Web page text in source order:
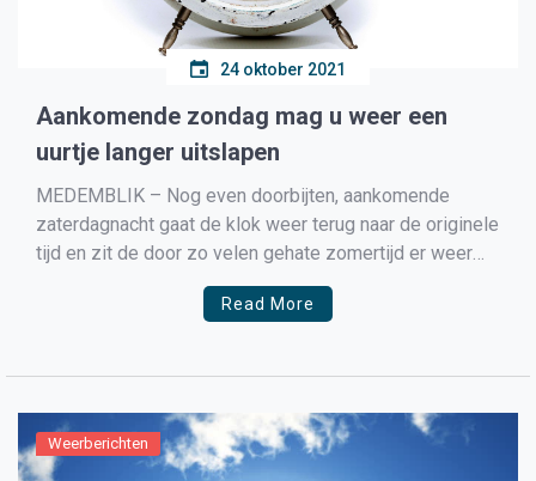
24 oktober 2021
Aankomende zondag mag u weer een
uurtje langer uitslapen
MEDEMBLIK – Nog even doorbijten, aankomende
zaterdagnacht gaat de klok weer terug naar de originele
tijd en zit de door zo velen gehate zomertijd er weer
op. Was er eerst sprake van dat de zomertijd zou
worden afgeschaft maar dat is door onze regering
Read More
Weerberichten